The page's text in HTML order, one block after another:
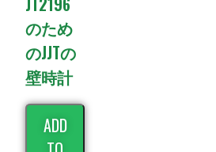
のため
のJJTの
壁時計
ADD